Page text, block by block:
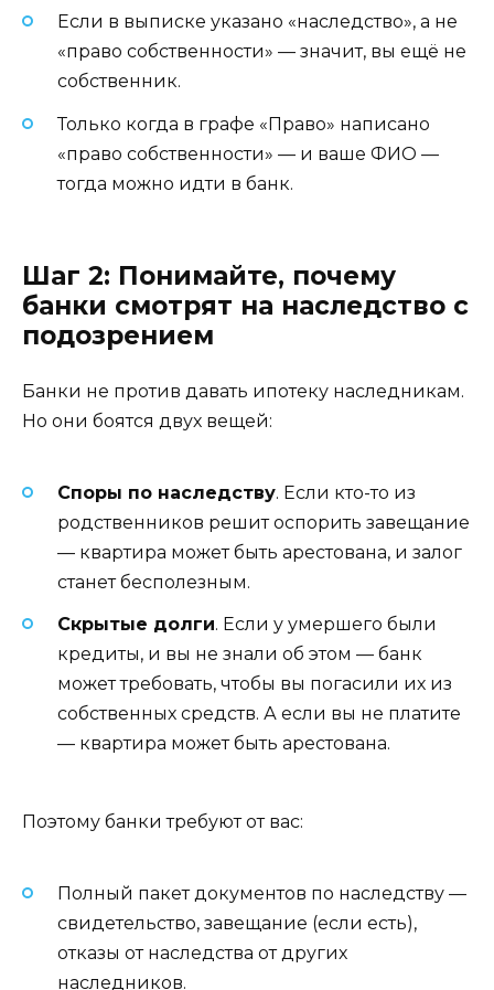
Если в выписке указано «наследство», а не
«право собственности» — значит, вы ещё не
собственник.
Только когда в графе «Право» написано
«право собственности» — и ваше ФИО —
тогда можно идти в банк.
Шаг 2: Понимайте, почему
банки смотрят на наследство с
подозрением
Банки не против давать ипотеку наследникам.
Но они боятся двух вещей:
Споры по наследству. Если кто-то из
родственников решит оспорить завещание
— квартира может быть арестована, и залог
станет бесполезным.
Скрытые долги. Если у умершего были
кредиты, и вы не знали об этом — банк
может требовать, чтобы вы погасили их из
собственных средств. А если вы не платите
— квартира может быть арестована.
Поэтому банки требуют от вас:
Полный пакет документов по наследству —
свидетельство, завещание (если есть),
отказы от наследства от других
наследников.